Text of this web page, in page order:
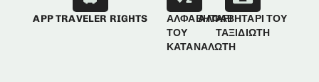
APP TRAVELER RIGHTS
ΑΛΦΑΒΗΤΑΡΙ
ΤΟΥ
ΚΑΤΑΝΑΛΩΤΗ
ΑΛΦΑΒΗΤΑΡΙ ΤΟΥ
ΤΑΞΙΔΙΩΤΗ